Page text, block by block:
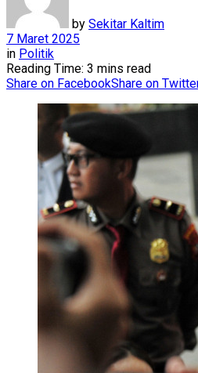
by Sekitar Kaltim
7 Maret 2025
in Politik
Reading Time: 3 mins read
Share on FacebookShare on